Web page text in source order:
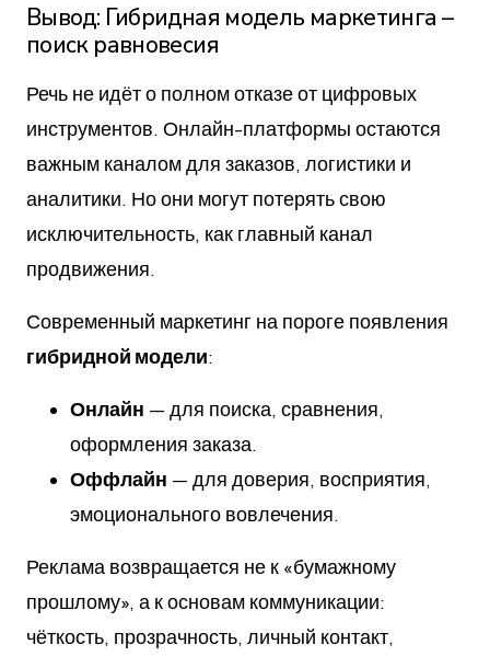
Вывод: Гибридная модель маркетинга –
поиск равновесия
Речь не идёт о полном отказе от цифровых
инструментов. Онлайн-платформы остаются
важным каналом для заказов, логистики и
аналитики. Но они могут потерять свою
исключительность, как главный канал
продвижения.
Современный маркетинг на пороге появления
гибридной модели:
Онлайн — для поиска, сравнения,
оформления заказа.
Оффлайн — для доверия, восприятия,
эмоционального вовлечения.
Реклама возвращается не к «бумажному
прошлому», а к основам коммуникации:
чёткость, прозрачность, личный контакт,